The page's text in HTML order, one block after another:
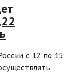
с 12 по 15